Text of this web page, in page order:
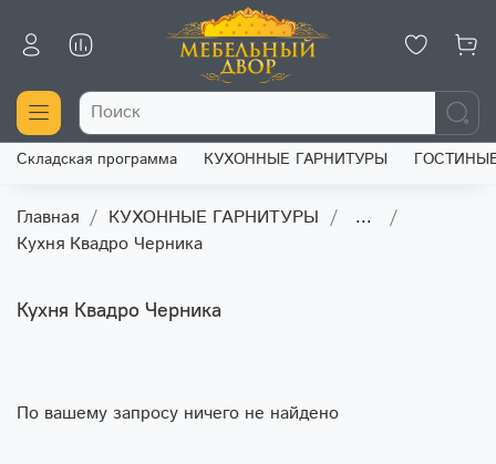
Складская программа КУХОННЫЕ ГАРНИТУРЫ
Главная КУХОННЫЕ ГАРНИТУРЫ
...
Кухня Квадро Черника
Кухня Квадро Черника
По вашему запросу ничего не найдено